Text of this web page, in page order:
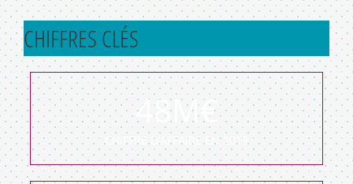
CHIFFRES CLÉS
48M€
CHIFFRE D’AFFAIRE EN 2019